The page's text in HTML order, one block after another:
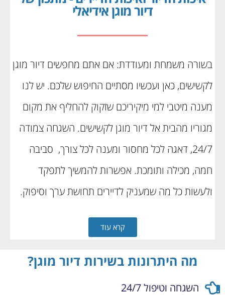
דיור מוגן אידיאלי
בשורה משמחת ומעודדת: אם אתם מחפשים דיור מוגן
לקשישים, כאן ועכשיו מסתיים החיפוש שלכם. יש לנו
מענה מיטבי למי מיקיריכם שזקוק להחליף את מקום
מגוריו מהבית אל דיור מוגן לקשישים. השגחה צמודה
24/7, דאגה לכל מחסור ומענה לכל צורך, סביבה
חמה, מכילה ותומכת. אפשרות להמשיך לתפקד
ולעשות כל מה שמעניק לדיירים תחושת ערך וסיפוק.
קרא עוד
מה היתרונות בשירות דיור מוגן?
השגחה וטיפול 24/7